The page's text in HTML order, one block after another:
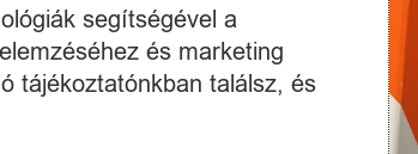
MOBILTELEFON (13)
& GÉP
segítségével a
és marketing
tájékoztatónkban találsz, és